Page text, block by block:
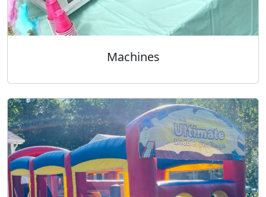
Machines